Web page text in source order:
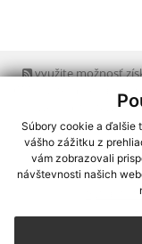
Súbory cookie a ďalšie
vášho zážitku z
vám zobrazovali
návštevnosti našich
využite možnosť
CMS systém (redakčný)
spoločnosť
Vytlačiť